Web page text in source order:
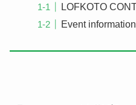
LOFKOTO
Event information